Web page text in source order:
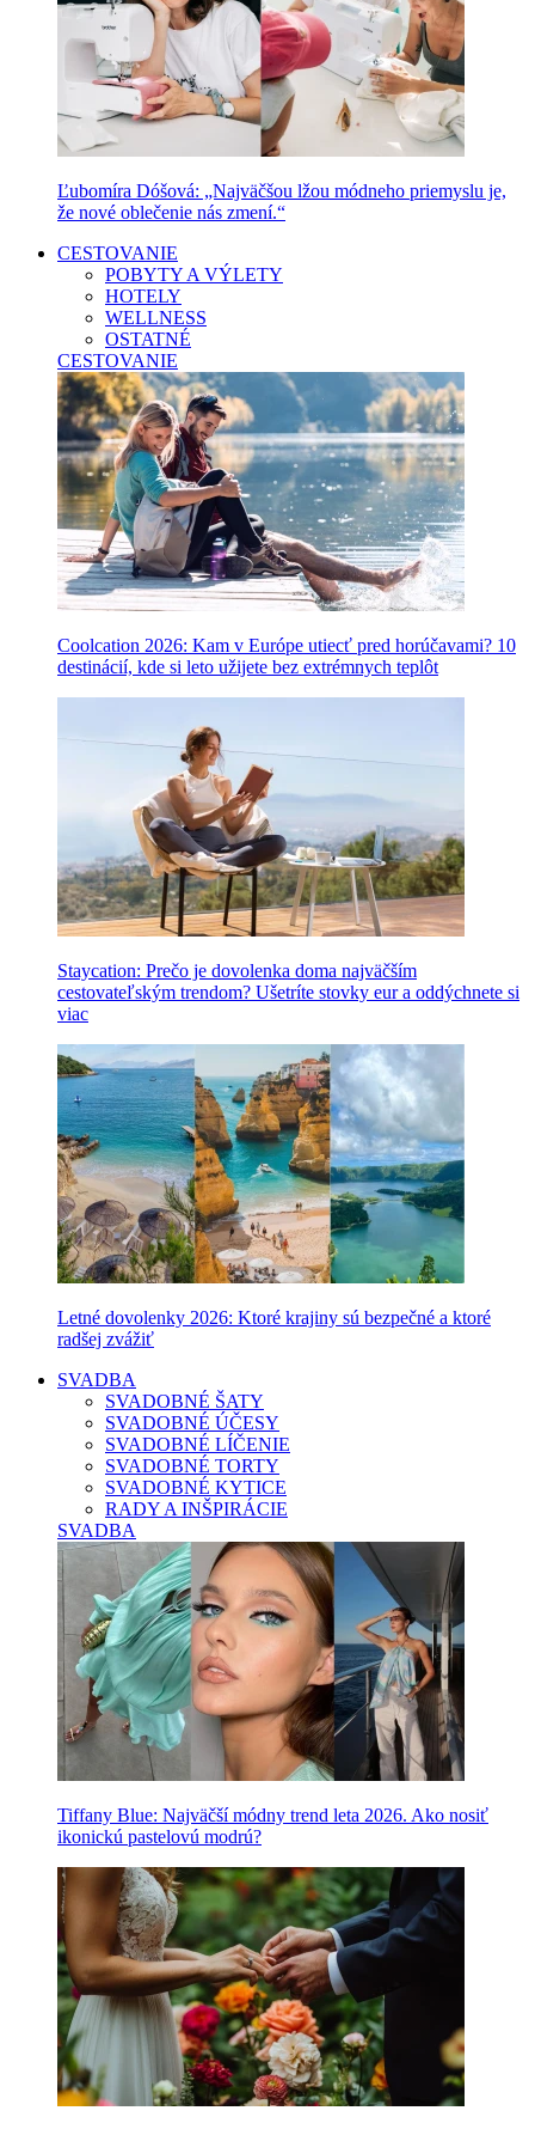
Ľubomíra Dóšová: „Najväčšou lžou módneho priemyslu je,
že nové oblečenie nás zmení.“
CESTOVANIE
POBYTY A VÝLETY
HOTELY
WELLNESS
OSTATNÉ
CESTOVANIE
Coolcation 2026: Kam v Európe utiecť pred horúčavami? 10
destinácií, kde si leto užijete bez extrémnych teplôt
Staycation: Prečo je dovolenka doma najväčším
cestovateľským trendom? Ušetríte stovky eur a oddýchnete si
viac
Letné dovolenky 2026: Ktoré krajiny sú bezpečné a ktoré
radšej zvážiť
SVADBA
SVADOBNÉ ŠATY
SVADOBNÉ ÚČESY
SVADOBNÉ LÍČENIE
SVADOBNÉ TORTY
SVADOBNÉ KYTICE
RADY A INŠPIRÁCIE
SVADBA
Tiffany Blue: Najväčší módny trend leta 2026. Ako nosiť
ikonickú pastelovú modrú?